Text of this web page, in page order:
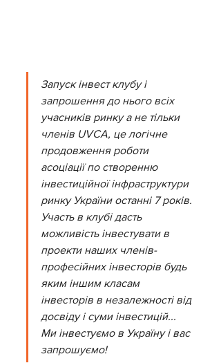
Запуск інвест клубу і
запрошення до нього всіх
учасників ринку а не тільки
членів UVCA, це логічне
продовження роботи
асоціації по створенню
інвестиційної інфраструктури
ринку України останні 7 років.
Участь в клубі дасть
можливість інвестувати в
проекти наших членів-
професійних інвесторів будь
яким іншим класам
інвесторів в незалежності від
досвіду і суми інвестицій...
Ми інвестуємо в Україну і вас
запрошуємо!